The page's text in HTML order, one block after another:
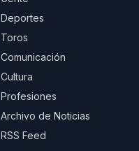
Deportes
Toros
Comunicación
Cultura
Profesiones
Archivo de Noticias
RSS Feed